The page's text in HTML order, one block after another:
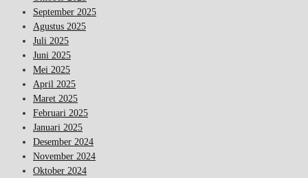
September 2025
Agustus 2025
Juli 2025
Juni 2025
Mei 2025
April 2025
Maret 2025
Februari 2025
Januari 2025
Desember 2024
November 2024
Oktober 2024